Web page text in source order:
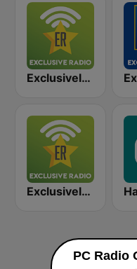
Exclusively AC/DC
Exclusively Pink Floyd